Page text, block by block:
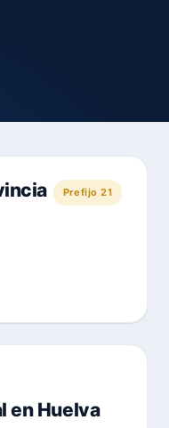
Prefijo 21
en Huelva